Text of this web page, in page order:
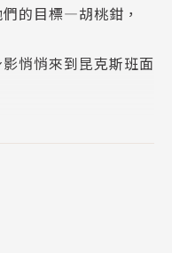
的目標―胡桃鉗，
悄悄來到昆克斯班面
！